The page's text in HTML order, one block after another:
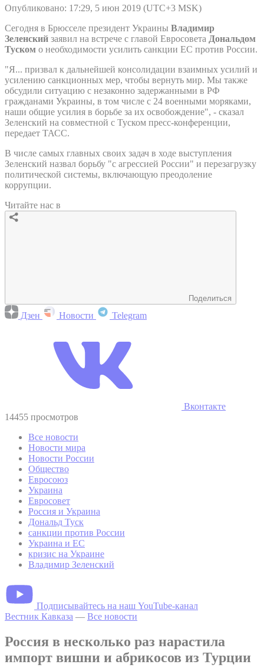
Опубликовано: 17:29, 5 июн 2019 (UTC+3 MSK)
Сегодня в Брюсселе президент Украины Владимир
Зеленский заявил на встрече с главой Евросовета Дональдом
Туском о необходимости усилить санкции ЕС против России.
"Я... призвал к дальнейшей консолидации взаимных усилий и
усилению санкционных мер, чтобы вернуть мир. Мы также
обсудили ситуацию с незаконно задержанными в РФ
гражданами Украины, в том числе с 24 военными моряками,
наши общие усилия в борьбе за их освобождение", - сказал
Зеленский на совместной с Туском пресс-конференции,
передает ТАСС.
В числе самых главных своих задач в ходе выступления
Зеленский назвал борьбу "с агрессией России" и перезагрузку
политической системы, включающую преодоление
коррупции.
Читайте нас в
Поделиться
Дзен Новости Telegram
Вконтакте
14455 просмотров
Все новости
Новости мира
Новости России
Общество
Евросоюз
Украина
Евросовет
Россия и Украина
Дональд Туск
санкции против России
Украина и ЕС
кризис на Украине
Владимир Зеленский
Подписывайтесь на наш YouTube-канал
Вестник Кавказа — Все новости
Россия в несколько раз нарастила
импорт вишни и абрикосов из Турции